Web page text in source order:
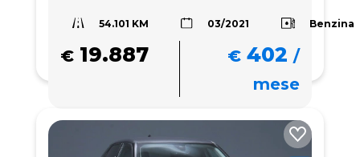
54.101 KM 03/2021 Benzina
€ 19.887 € 402 /
mese